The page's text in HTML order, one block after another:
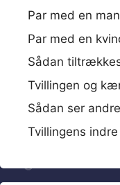
Par med en
Par med en
Sådan
Tvillingen og
Sådan ser
Tvillingens indre